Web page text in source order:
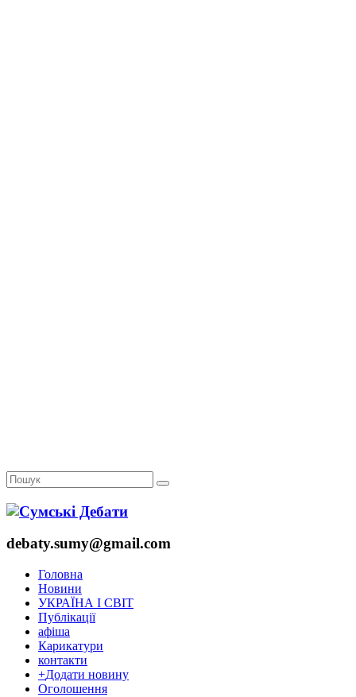
debaty.sumy@gmail.com
Головна
Новини
УКРАЇНА І СВІТ
Публікації
афіша
Карикатури
контакти
+Додати новину
Оголошення